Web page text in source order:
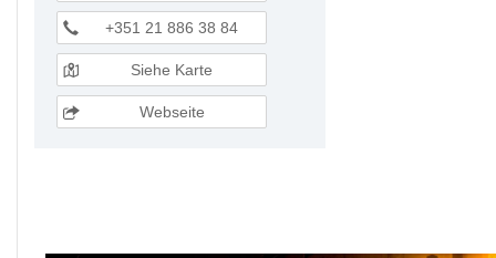
+351 21 886 38 84
Siehe Karte
Webseite